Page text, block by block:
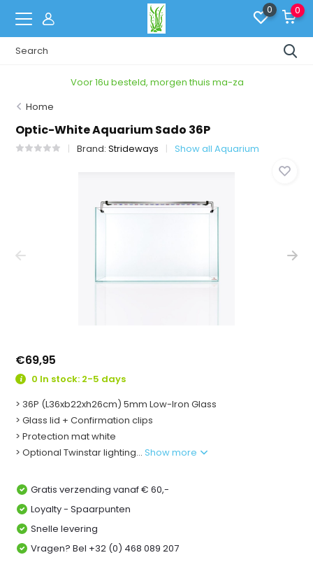
0 0
Voor 16u besteld, morgen thuis ma-za
Home
Optic-White Aquarium Sado 36P
Brand:Strideways Show all Aquarium
€69,95
0 In stock: 2-5 days
> 36P (L36xb22xh26cm) 5mm Low-Iron Glass
> Glass lid + Confirmation clips
> Protection mat white
> Optional Twinstar lighting...Show more
Gratis verzending vanaf € 60,-
Loyalty - Spaarpunten
Snelle levering
Vragen? Bel +32 (0) 468 089 207